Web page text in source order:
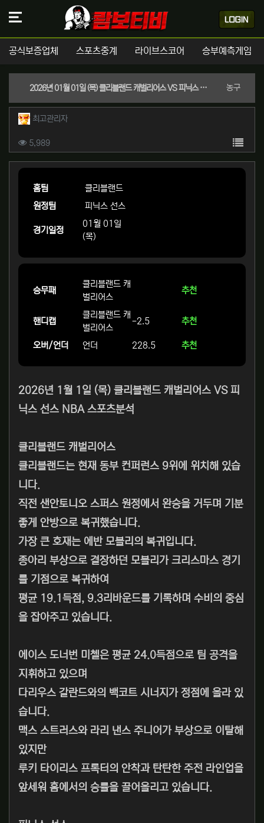
공식보증업체 스포츠중계 라이브스코어 승부예측게임
2026년 01월 01일 (목) 클리블랜드 캐벌리어스 VS 피닉스 선스 NBA 스포츠분석 농구분류
작성자 정보
최고관리자작성
컨텐츠 정보
5,989조회 목록
본문
홈팀
클리블랜드
원정팀
피닉스 선스
경기일정
01월 01일
(목)
승무패
클리블랜드 캐
벌리어스
추천
핸디캡
클리블랜드 캐
벌리어스
-2.5 추천
오버/언더 언더 228.5 추천
2026년 1월 1일 (목) 클리블랜드 캐벌리어스 VS 피
닉스 선스 NBA 스포츠분석
클리블랜드 캐벌리어스
클리블랜드는 현재 동부 컨퍼런스 9위에 위치해 있습
니다.
직전 샌안토니오 스퍼스 원정에서 완승을 거두며 기분
좋게 안방으로 복귀했습니다.
가장 큰 호재는 에반 모블리의 복귀입니다.
종아리 부상으로 결장하던 모블리가 크리스마스 경기
를 기점으로 복귀하여
평균 19.1득점, 9.3리바운드를 기록하며 수비의 중심
을 잡아주고 있습니다.
에이스 도너번 미첼은 평균 24.0득점으로 팀 공격을
지휘하고 있으며
다리우스 갈란드와의 백코트 시너지가 정점에 올라 있
습니다.
맥스 스트러스와 라리 낸스 주니어가 부상으로 이탈해
있지만
루키 타이리스 프록터의 안착과 탄탄한 주전 라인업을
앞세워 홈에서의 승률을 끌어올리고 있습니다.